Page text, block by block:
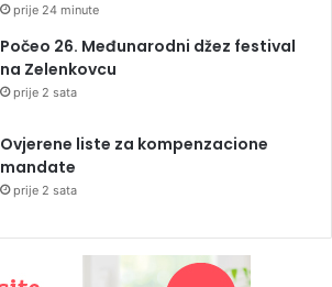
prije 24 minute
Počeo 26. Međunarodni džez festival
na Zelenkovcu
prije 2 sata
Ovjerene liste za kompenzacione
mandate
prije 2 sata